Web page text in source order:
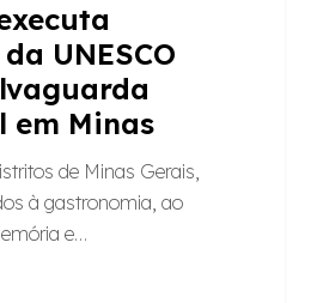
UNESCO
em Minas
de Minas Gerais,
à gastronomia, ao
e…